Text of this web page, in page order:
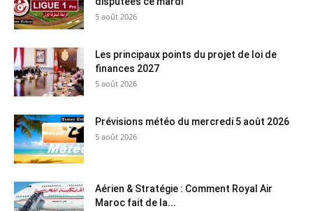
5 août 2026
Les principaux points du projet de loi de
finances 2027
5 août 2026
Prévisions météo du mercredi 5 août 2026
5 août 2026
Aérien & Stratégie : Comment Royal Air
Maroc fait de la...